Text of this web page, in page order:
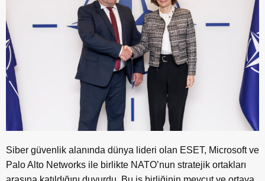
Siber güvenlik alanında dünya lideri olan ESET, Microsoft ve
Palo Alto Networks ile birlikte NATO’nun stratejik ortakları